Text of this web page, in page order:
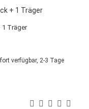
+ 1 Träger
1 Träger
verfügbar, 2-3 Tage